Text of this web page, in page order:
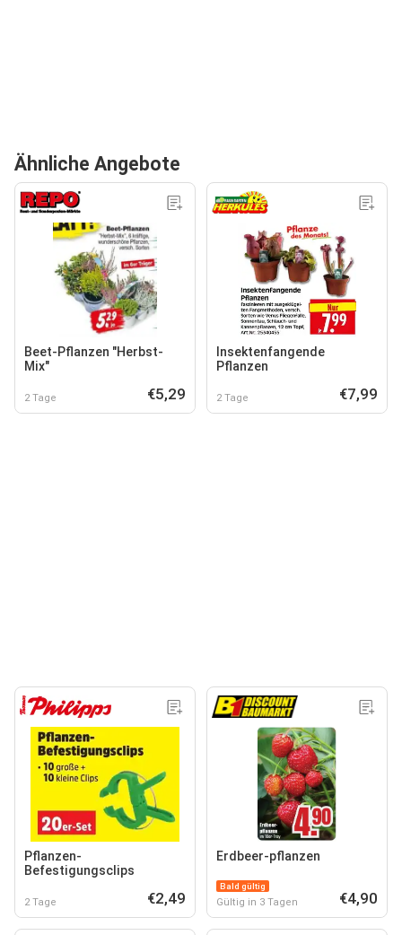
Ähnliche Angebote
Beet-Pflanzen "Herbst-
Mix"
2 Tage €5,29
Insektenfangende
Pflanzen
2 Tage €7,99
Pflanzen-
Befestigungsclips
2 Tage €2,49
Erdbeer-pflanzen
Bald gültig
Gültig in 3 Tagen €4,90